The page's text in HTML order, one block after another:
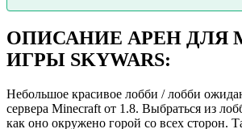
ОПИСАНИЕ АРЕН ДЛЯ
ИГРЫ SKYWARS:
Небольшое красивое лобби / лобби
сервера Minecraft от 1.8. Выбраться из
как оно окружено горой со всех сторон.